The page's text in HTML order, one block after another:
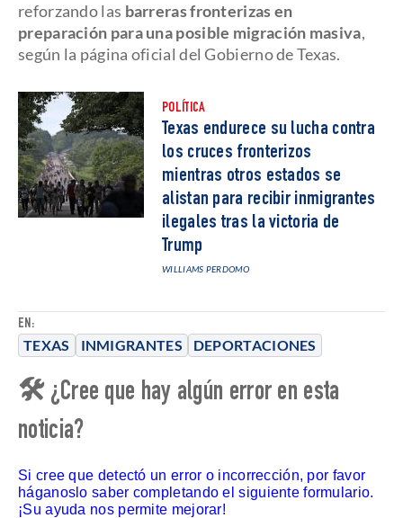
EN:
TEXAS INMIGRANTES DEPORTACIONES
reforzando las barreras fronterizas en
preparación para una posible migración masiva,
según la página oficial del Gobierno de Texas.
POLÍTICA
Texas endurece su lucha contra
los cruces fronterizos
mientras otros estados se
alistan para recibir inmigrantes
ilegales tras la victoria de
Trump
WILLIAMS PERDOMO
🛠 ¿Cree que hay algún error en esta
noticia?
Si cree que detectó un error o incorrección, por favor
háganoslo saber completando el siguiente formulario.
¡Su ayuda nos permite mejorar!